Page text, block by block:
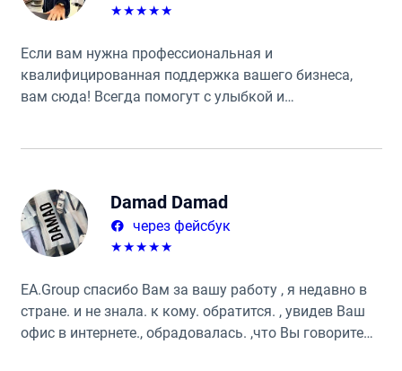
★★★★★
Если вам нужна профессиональная и
квалифицированная поддержка вашего бизнеса,
вам сюда! Всегда помогут с улыбкой и
Damad Damad
через фейсбук
★★★★★
ЕА.Group спасибо Вам за вашу работу , я недавно в
стране. и не знала. к кому. обратится. , увидев Ваш
офис в интернете., обрадовалась. ,что Вы говорите